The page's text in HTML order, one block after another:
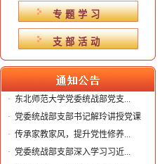
专题学习
支部活动
· 东北师范大学党委统战部党支...
· 党委统战部支部书记解玲讲授党课
· 传承家教家风，提升党性修养...
· 党委统战部支部深入学习习近...